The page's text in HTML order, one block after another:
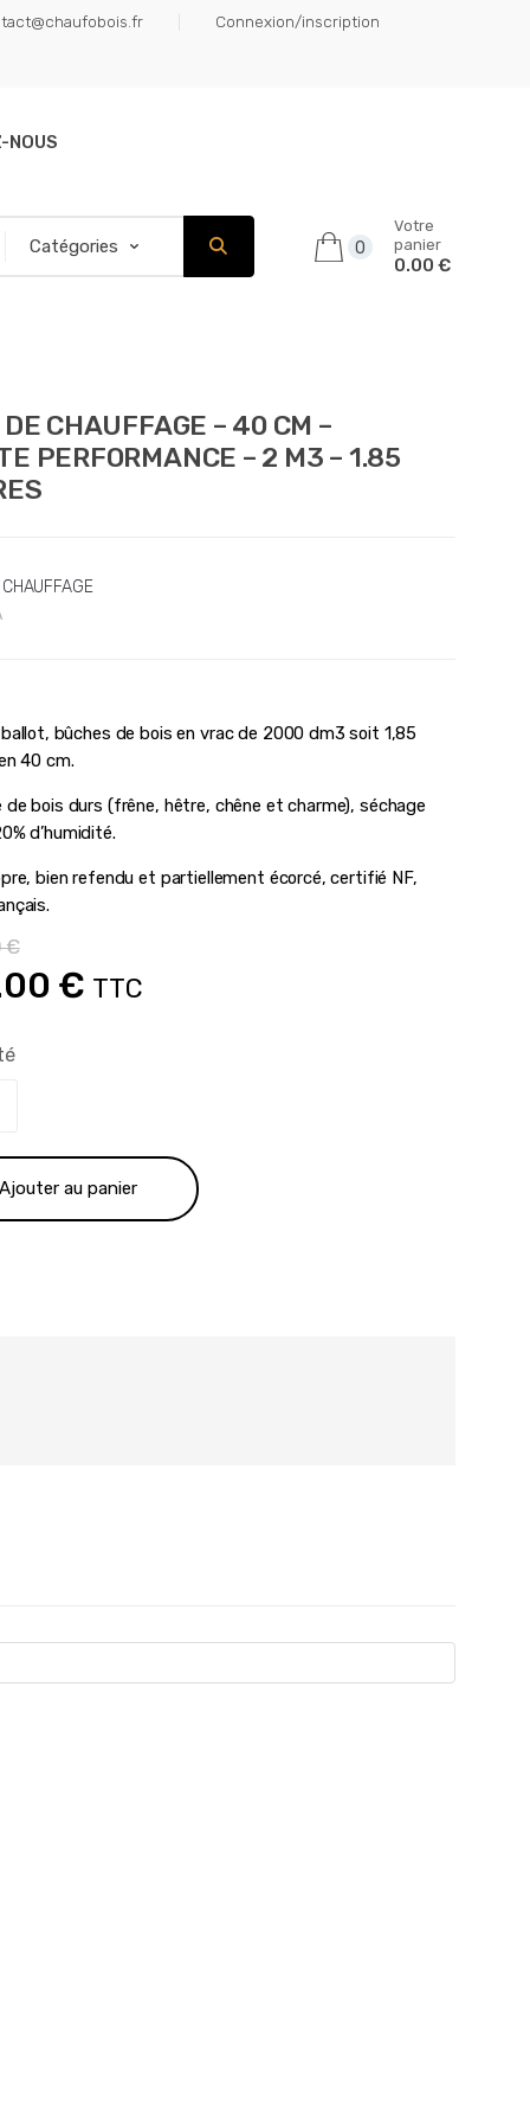
Connexion/inscription
NOUS
0
Votre
panier
0.00 €
CHAUFFAGE – 40 CM –
PERFORMANCE – 2 M3 – 1.85
bûches de bois en vrac de 2000 dm3 soit 1,85
40 cm.
de bois durs (frêne, hêtre, chêne et charme), séchage
d’humidité.
bien refendu et partiellement écorcé, certifié NF,
€
:
€.
€Le
est :
175.00 €.
TTC
Ajouter au panier